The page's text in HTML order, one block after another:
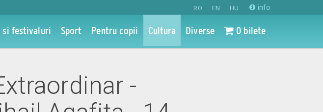
RO EN HU info
si festivaluri Sport Pentru copii Cultura Diverse 0 bilete
-